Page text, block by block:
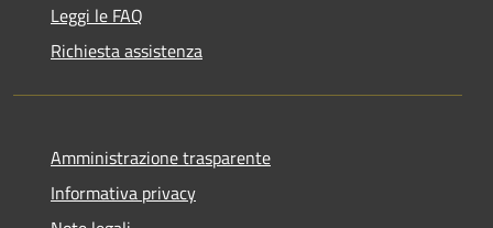
Leggi le FAQ
Richiesta assistenza
Amministrazione trasparente
Informativa privacy